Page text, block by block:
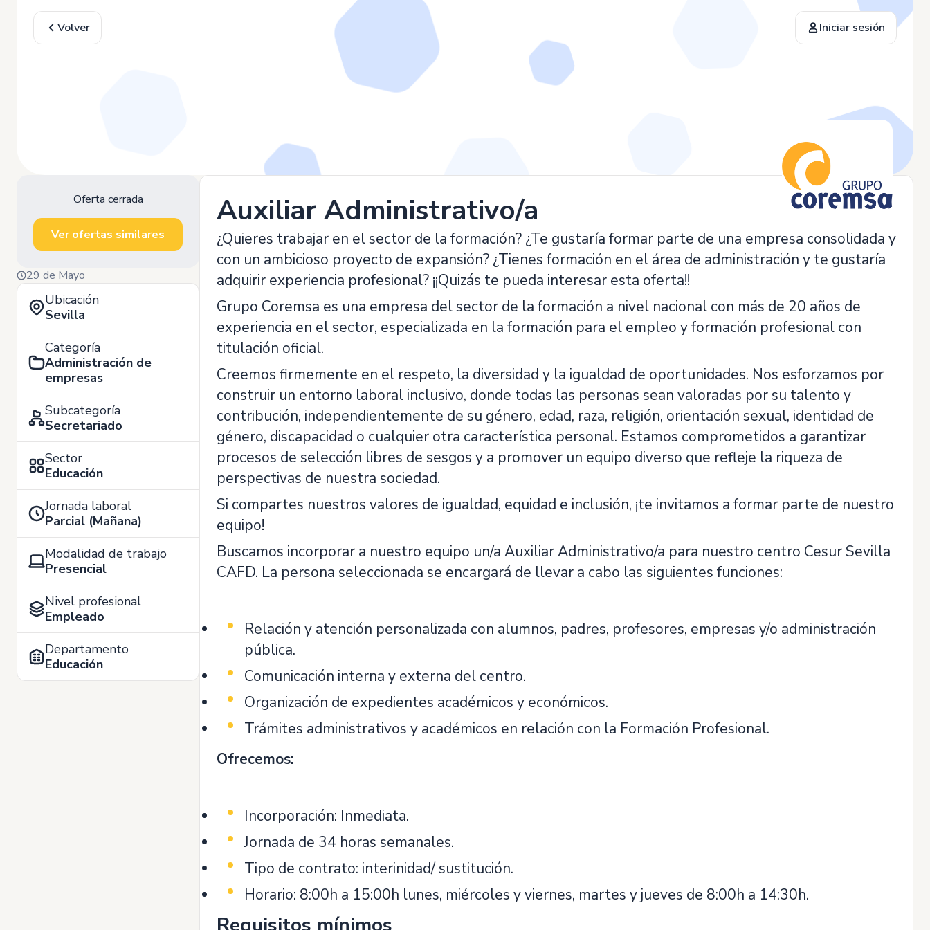
Volver Iniciar sesión
Oferta cerrada
Ver ofertas similares
29 de Mayo
Ubicación
Sevilla
Categoría
Administración de
empresas
Subcategoría
Secretariado
Sector
Educación
Jornada laboral
Parcial (Mañana)
Modalidad de trabajo
Presencial
Nivel profesional
Empleado
Departamento
Educación
Auxiliar Administrativo/a
¿Quieres trabajar en el sector de la formación? ¿Te gustaría formar parte de una empresa consolidada y
con un ambicioso proyecto de expansión? ¿Tienes formación en el área de administración y te gustaría
adquirir experiencia profesional? ¡¡Quizás te pueda interesar esta oferta!!
Grupo Coremsa es una empresa del sector de la formación a nivel nacional con más de 20 años de
experiencia en el sector, especializada en la formación para el empleo y formación profesional con
titulación oficial.
Creemos firmemente en el respeto, la diversidad y la igualdad de oportunidades. Nos esforzamos por
construir un entorno laboral inclusivo, donde todas las personas sean valoradas por su talento y
contribución, independientemente de su género, edad, raza, religión, orientación sexual, identidad de
género, discapacidad o cualquier otra característica personal. Estamos comprometidos a garantizar
procesos de selección libres de sesgos y a promover un equipo diverso que refleje la riqueza de
perspectivas de nuestra sociedad.
Si compartes nuestros valores de igualdad, equidad e inclusión, ¡te invitamos a formar parte de nuestro
equipo!
Buscamos incorporar a nuestro equipo un/a Auxiliar Administrativo/a para nuestro centro Cesur Sevilla
CAFD. La persona seleccionada se encargará de llevar a cabo las siguientes funciones:
Relación y atención personalizada con alumnos, padres, profesores, empresas y/o administración
pública.
Comunicación interna y externa del centro.
Organización de expedientes académicos y económicos.
Trámites administrativos y académicos en relación con la Formación Profesional.
Ofrecemos:
Incorporación: Inmediata.
Jornada de 34 horas semanales.
Tipo de contrato: interinidad/ sustitución.
Horario: 8:00h a 15:00h lunes, miércoles y viernes, martes y jueves de 8:00h a 14:30h.